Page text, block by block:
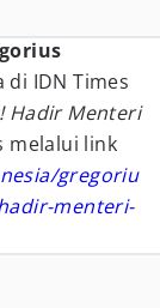
IDN Times
Hadir Menteri
melalui link
gregoriu
menteri-